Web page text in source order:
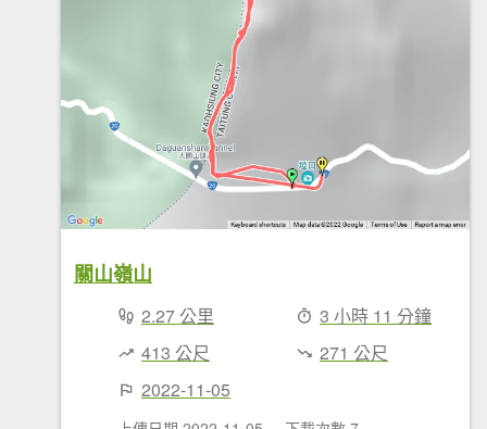
關山嶺山
2.27 公里
3 小時 11 分鐘
413 公尺
271 公尺
2022-11-05